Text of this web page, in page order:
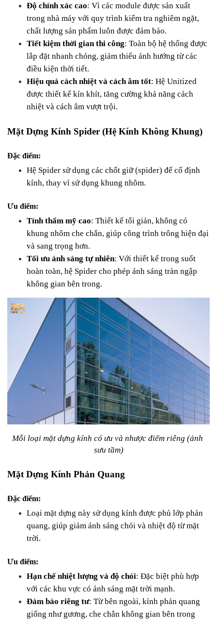
Độ chính xác cao: Vì các module được sản xuất
trong nhà máy với quy trình kiểm tra nghiêm ngặt,
chất lượng sản phẩm luôn được đảm bảo.
Tiết kiệm thời gian thi công: Toàn bộ hệ thống được
lắp đặt nhanh chóng, giảm thiểu ảnh hưởng từ các
điều kiện thời tiết.
Hiệu quả cách nhiệt và cách âm tốt: Hệ Unitized
được thiết kế kín khít, tăng cường khả năng cách
nhiệt và cách âm vượt trội.
Mặt Dựng Kính Spider (Hệ Kính Không Khung)
Đặc điểm:
Hệ Spider sử dụng các chốt giữ (spider) để cố định
kính, thay vì sử dụng khung nhôm.
Ưu điểm:
Tính thẩm mỹ cao: Thiết kế tối giản, không có
khung nhôm che chắn, giúp công trình trông hiện đại
và sang trọng hơn.
Tối ưu ánh sáng tự nhiên: Với thiết kế trong suốt
hoàn toàn, hệ Spider cho phép ánh sáng tràn ngập
không gian bên trong.
Mỗi loại mặt dựng kính có ưu và nhược điểm riêng (ảnh
sưu tầm)
Mặt Dựng Kính Phản Quang
Đặc điểm:
Loại mặt dựng này sử dụng kính được phủ lớp phản
quang, giúp giảm ánh sáng chói và nhiệt độ từ mặt
trời.
Ưu điểm:
Hạn chế nhiệt lượng và độ chói: Đặc biệt phù hợp
với các khu vực có ánh sáng mặt trời mạnh.
Đảm bảo riêng tư: Từ bên ngoài, kính phản quang
giống như gương, che chắn không gian bên trong